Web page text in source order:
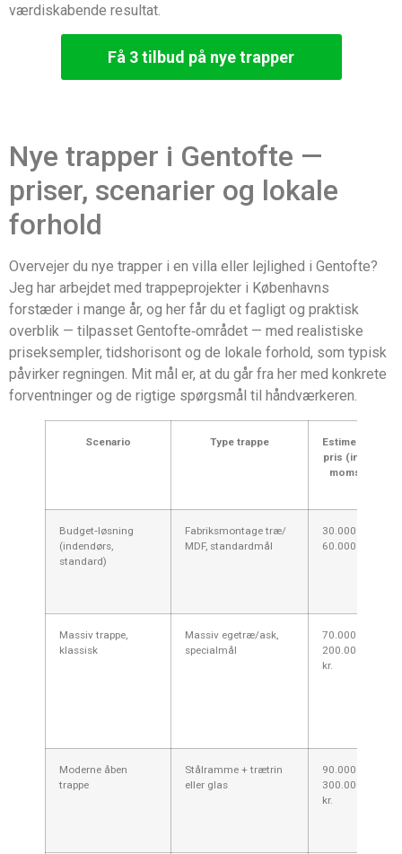
værdiskabende resultat.
Få 3 tilbud på nye trapper
Nye trapper i Gentofte —
priser, scenarier og lokale
forhold
Overvejer du nye trapper i en villa eller lejlighed i Gentofte?
Jeg har arbejdet med trappeprojekter i Københavns
forstæder i mange år, og her får du et fagligt og praktisk
overblik — tilpasset Gentofte‑området — med realistiske
priseksempler, tidshorisont og de lokale forhold, som typisk
påvirker regningen. Mit mål er, at du går fra her med konkrete
forventninger og de rigtige spørgsmål til håndværkeren.
Scenario Type trappe
Estimeret
pris (inkl.
moms)
Budget‑løsning
(indendørs,
standard)
Fabriksmontage træ/
MDF, standardmål
30.000–
60.000 kr.
Massiv trappe,
klassisk
Massiv egetræ/ask,
specialmål
70.000–
200.000
kr.
Moderne åben
trappe
Stålramme + trætrin
eller glas
90.000–
300.000
kr.